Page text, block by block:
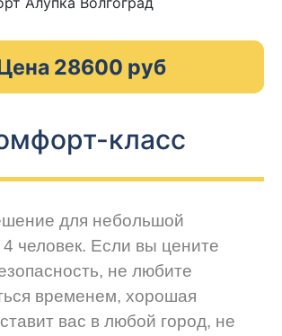
28600 руб
класс
для небольшой
человек. Если вы цените
не любите
временем, хорошая
вас в любой город, не